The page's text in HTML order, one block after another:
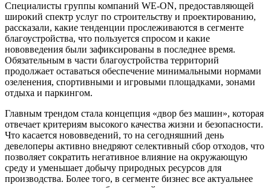
Специалисты группы компаний WE-ON, предоставляющей
широкий спектр услуг по строительству и проектированию,
рассказали, какие тенденции прослеживаются в сегменте
благоустройства, что пользуется спросом и какие
нововведения были зафиксированы в последнее время.
Обязательным в части благоустройства территорий
продолжает оставаться обеспечение минимальными нормами
озеленения, спортивными и игровыми площадками, зонами
отдыха и паркингом.
Главным трендом стала концепция «двор без машин», которая
отвечает критериям высокого качества жизни и безопасности.
Что касается нововведений, то на сегодняшний день
девелоперы активно внедряют селективный сбор отходов, что
позволяет сократить негативное влияние на окружающую
среду и уменьшает добычу природных ресурсов для
производства. Более того, в сегменте бизнес все актуальнее